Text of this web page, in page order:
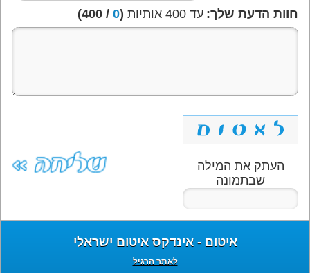
חוות הדעת שלך: עד 400 אותיות (
0
/ 400)
העתק את המילה
שבתמונה
איטום - אינדקס איטום ישראלי
לאתר הרגיל